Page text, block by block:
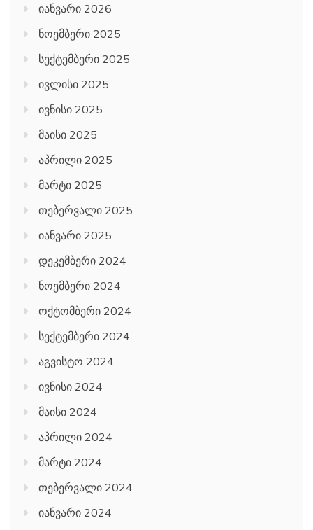
იანვარი 2026
ნოემბერი 2025
სექტემბერი 2025
ივლისი 2025
ივნისი 2025
მაისი 2025
აპრილი 2025
მარტი 2025
თებერვალი 2025
იანვარი 2025
დეკემბერი 2024
ნოემბერი 2024
ოქტომბერი 2024
სექტემბერი 2024
აგვისტო 2024
ივნისი 2024
მაისი 2024
აპრილი 2024
მარტი 2024
თებერვალი 2024
იანვარი 2024